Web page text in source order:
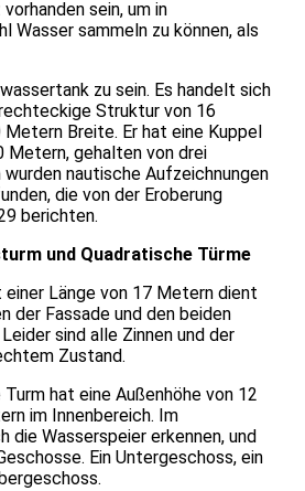
sein, um in
Wasser sammeln zu können, als
zu sein. Es handelt sich
Struktur von 16
Breite. Er hat eine Kuppel
Metern, gehalten von drei
nautische Aufzeichnungen
die von der Eroberung
berichten.
und Quadratische Türme
einer Länge von 17 Metern dient
der Fassade und den beiden
sind alle Zinnen und der
Zustand.
hat eine Außenhöhe von 12
im Innenbereich. Im
die Wasserspeier erkennen, und
Ein Untergeschoss, ein